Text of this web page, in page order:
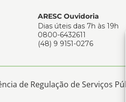
ARESC Ouvidoria
Dias úteis das 7h às 19h
0800-6432611
(48) 9 9151-0276
de Regulação de Serviços